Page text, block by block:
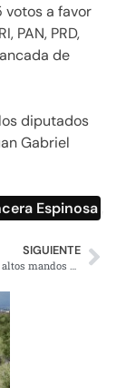
votos a favor
PAN, PRD,
de
diputados
Gabriel
Espinosa
SIGUIENTE